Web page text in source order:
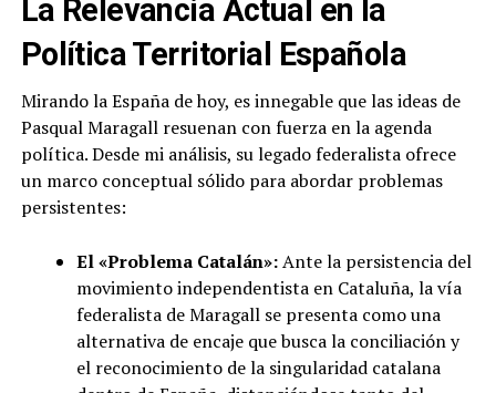
La Relevancia Actual en la
Política Territorial Española
Mirando la España de hoy, es innegable que las ideas de
Pasqual Maragall resuenan con fuerza en la agenda
política. Desde mi análisis, su legado federalista ofrece
un marco conceptual sólido para abordar problemas
persistentes:
El «Problema Catalán»:Ante la persistencia del
movimiento independentista en Cataluña, la vía
federalista de Maragall se presenta como una
alternativa de encaje que busca la conciliación y
el reconocimiento de la singularidad catalana